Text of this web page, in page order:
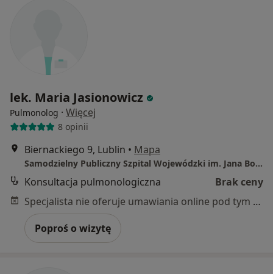
lek. Maria Jasionowicz
Pulmonolog · Więcej
8 opinii
Biernackiego 9, Lublin • Mapa
Samodzielny Publiczny Szpital Wojewódzki im. Jana Bożego w Lublinie
Konsultacja pulmonologiczna
Brak ceny
Specjalista nie oferuje umawiania online pod tym adresem.
Poproś o wizytę